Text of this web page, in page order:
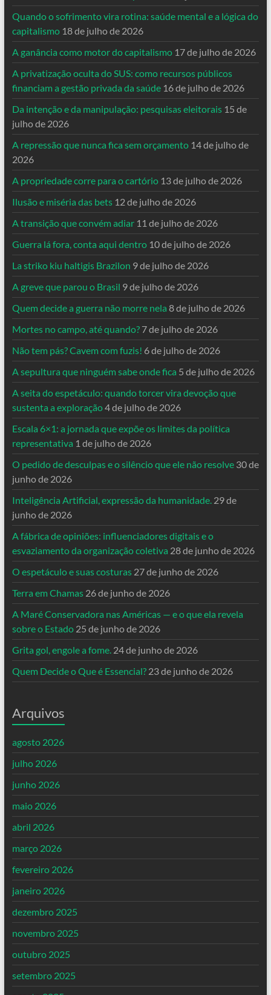
Quando o sofrimento vira rotina: saúde mental e a lógica do
capitalismo 18 de julho de 2026
A ganância como motor do capitalismo 17 de julho de 2026
A privatização oculta do SUS: como recursos públicos
financiam a gestão privada da saúde 16 de julho de 2026
Da intenção e da manipulação: pesquisas eleitorais 15 de
julho de 2026
A repressão que nunca fica sem orçamento 14 de julho de
2026
A propriedade corre para o cartório 13 de julho de 2026
Ilusão e miséria das bets 12 de julho de 2026
A transição que convém adiar 11 de julho de 2026
Guerra lá fora, conta aqui dentro 10 de julho de 2026
La striko kiu haltigis Brazilon 9 de julho de 2026
A greve que parou o Brasil 9 de julho de 2026
Quem decide a guerra não morre nela 8 de julho de 2026
Mortes no campo, até quando? 7 de julho de 2026
Não tem pás? Cavem com fuzis! 6 de julho de 2026
A sepultura que ninguém sabe onde fica 5 de julho de 2026
A seita do espetáculo: quando torcer vira devoção que
sustenta a exploração4 de julho de 2026
Escala 6×1: a jornada que expõe os limites da política
representativa 1 de julho de 2026
O pedido de desculpas e o silêncio que ele não resolve 30 de
junho de 2026
Inteligência Artificial, expressão da humanidade. 29 de
junho de 2026
A fábrica de opiniões: influenciadores digitais e o
esvaziamento da organização coletiva 28 de junho de 2026
O espetáculo e suas costuras 27 de junho de 2026
Terra em Chamas 26 de junho de 2026
A Maré Conservadora nas Américas — e o que ela revela
sobre o Estado 25 de junho de 2026
Grita gol, engole a fome. 24 de junho de 2026
Quem Decide o Que é Essencial? 23 de junho de 2026
Arquivos
agosto 2026
julho 2026
junho 2026
maio 2026
abril 2026
março 2026
fevereiro 2026
janeiro 2026
dezembro 2025
novembro 2025
outubro 2025
setembro 2025